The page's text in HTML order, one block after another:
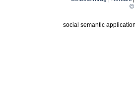
©
social semantic